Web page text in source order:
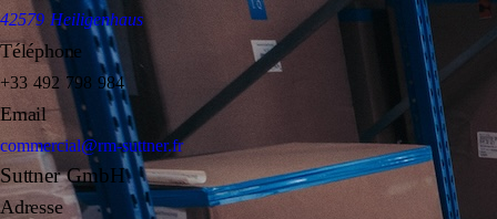
42579 Heiligenhaus
Téléphone
+33 492 798 984
Email
commercial@rm-suttner.fr
Suttner GmbH
Adresse